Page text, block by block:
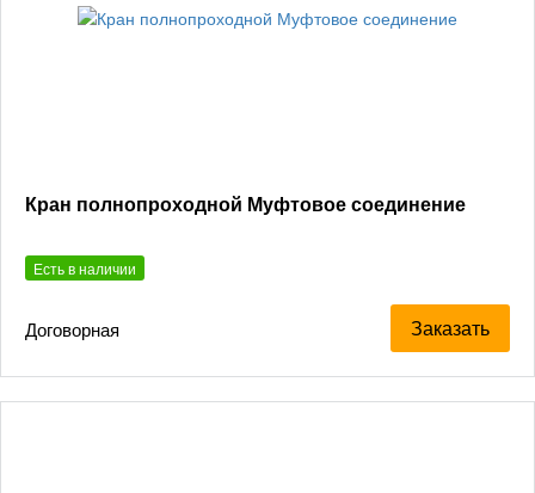
Кран полнопроходной Муфтовое соединение
Есть в наличии
Договорная Заказать